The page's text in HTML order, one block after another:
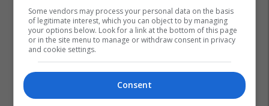
Lsdm
Some vendors may process your personal data on the basis
of legitimate interest, which you can object to by managing
your options below. Look for a link at the bottom of this page
or in the site menu to manage or withdraw consent in privacy
and cookie settings.
Consent